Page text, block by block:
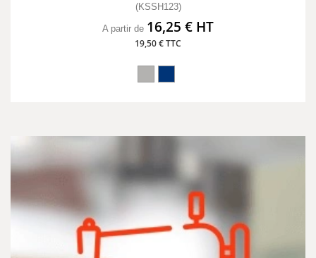
(KSSH123)
A partir de 16,25 € HT
19,50 € TTC